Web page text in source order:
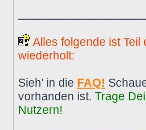
Alles folgende ist
wiederholt:
Sieh' in die FAQ!
vorhanden ist. Trage
Nutzern!